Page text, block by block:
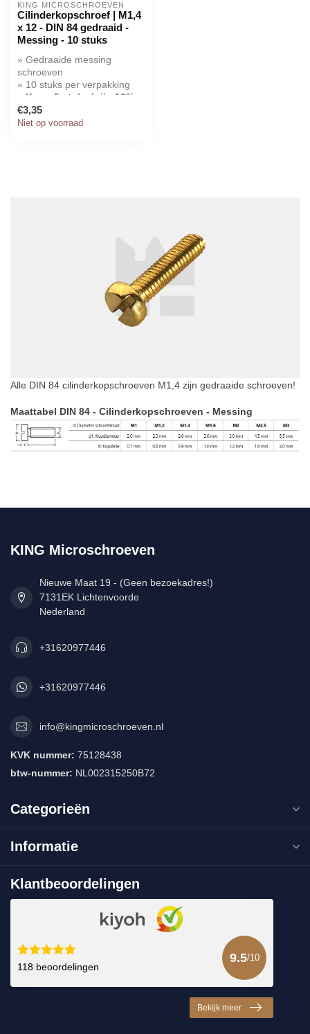
KING MICROSCHROEVEN
Cilinderkopschroef | M1,4
x 12 - DIN 84 gedraaid -
Messing - 10 stuks
» Gedraaide messing
schroeven
» 10 stuks per verpakking
» Koop 5 stuks krijg 10%
korting!
€3,35
Niet op voorraad
Alle DIN 84 cilinderkopschroeven M1,4 zijn gedraaide schroeven!
Maattabel DIN 84 - Cilinderkopschroeven - Messing
KING Microschroeven
Nieuwe Maat 19 - (Geen bezoekadres!)
7131EK Lichtenvoorde
Nederland
+31620977446
+31620977446
info@kingmicroschroeven.nl
KVK nummer: 75128438
btw-nummer: NL002315250B72
Categorieën
Informatie
Klantbeoordelingen
118 beoordelingen
9.5/10
Bekijk meer